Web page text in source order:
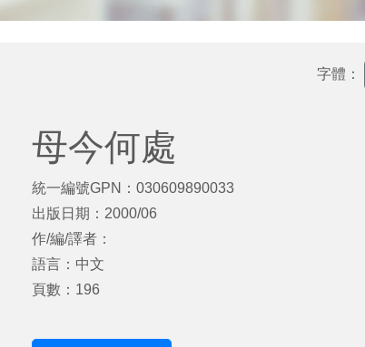
字體：
母今何處
統一編號GPN：030609890033
出版日期：2000/06
作/編/譯者：
語言：中文
頁數：196